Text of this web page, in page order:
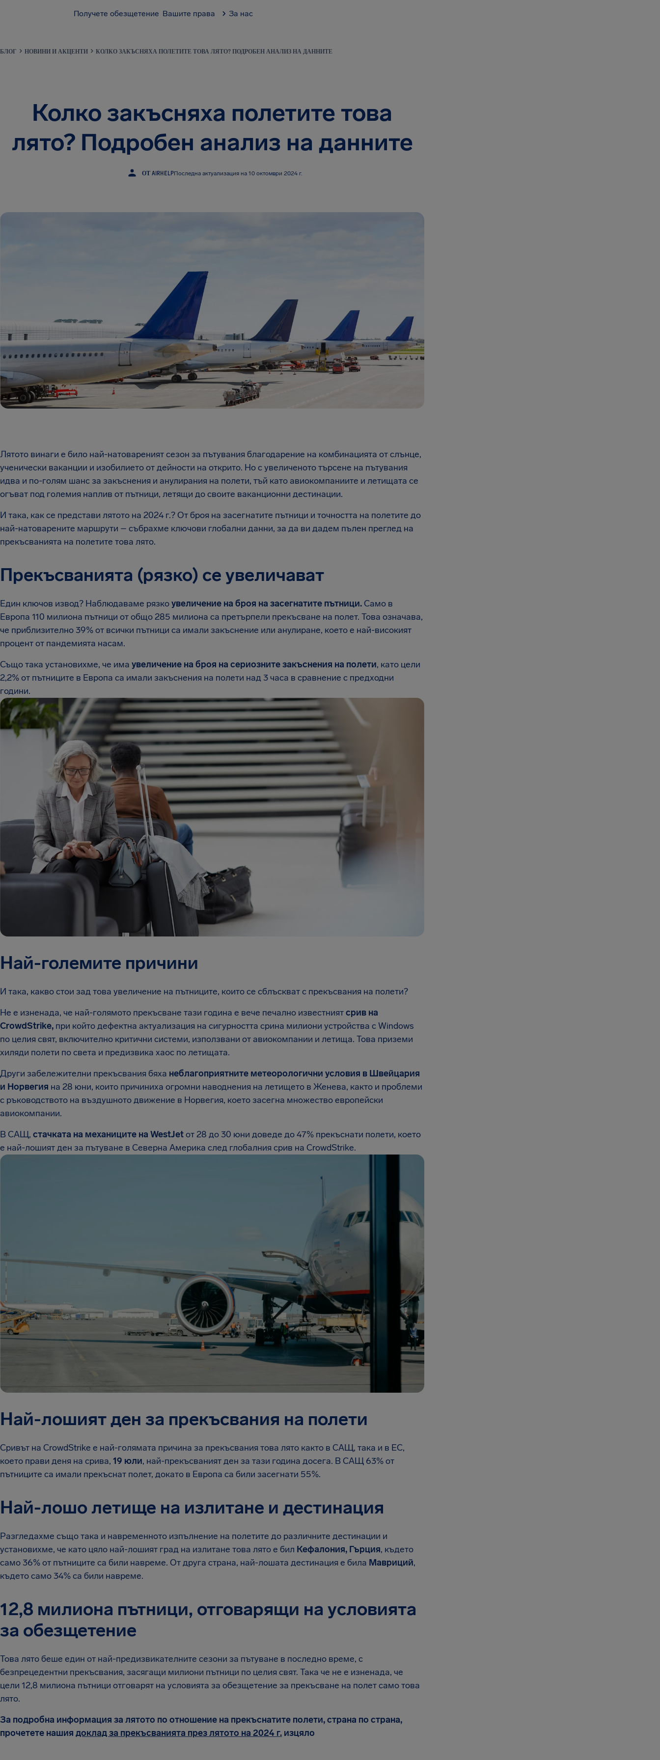
Получете обезщетение Вашите права За нас
БЛОГ НОВИНИ И АКЦЕНТИ КОЛКО ЗАКЪСНЯХА ПОЛЕТИТЕ ТОВА ЛЯТО? ПОДРОБЕН АНАЛИЗ НА ДАННИТЕ
Колко закъсняха полетите това
лято? Подробен анализ на данните
ОТ AIRHELPПоследна актуализация на 10 октомври 2024 г.
Лятото винаги е било най-натовареният сезон за пътувания благодарение на комбинацията от слънце,
ученически ваканции и изобилието от дейности на открито. Но с увеличеното търсене на пътувания
идва и по-голям шанс за закъснения и анулирания на полети, тъй като авиокомпаниите и летищата се
огъват под големия наплив от пътници, летящи до своите ваканционни дестинации.
И така, как се представи лятото на 2024 г.? От броя на засегнатите пътници и точността на полетите до
най-натоварените маршрути – събрахме ключови глобални данни, за да ви дадем пълен преглед на
прекъсванията на полетите това лято.
Прекъсванията (рязко) се увеличават
Един ключов извод? Наблюдаваме рязкоувеличение на броя на засегнатите пътници.Само в
Европа 110 милиона пътници от общо 285 милиона са претърпели прекъсване на полет. Това означава,
че приблизително 39% от всички пътници са имали закъснение или анулиране, което е най-високият
процент от пандемията насам.
Също така установихме, че има увеличение на броя на сериозните закъснения на полети, като цели
2,2% от пътниците в Европа са имали закъснения на полети над 3 часа в сравнение с предходни
години.
Най-големите причини
И така, какво стои зад това увеличение на пътниците, които се сблъскват с прекъсвания на полети?
Не е изненада, че най-голямото прекъсване тази година е вече печално известниятсрив на
CrowdStrike, при който дефектна актуализация на сигурността срина милиони устройства с Windows
по целия свят, включително критични системи, използвани от авиокомпании и летища. Това приземи
хиляди полети по света и предизвика хаос по летищата.
Други забележителни прекъсвания бяха неблагоприятните метеорологични условия в Швейцария
и Норвегия на 28 юни, които причиниха огромни наводнения на летището в Женева, както и проблеми
с ръководството на въздушното движение в Норвегия, което засегна множество европейски
авиокомпании.
В САЩ, стачката на механиците на WestJetот 28 до 30 юни доведе до 47% прекъснати полети, което
е най-лошият ден за пътуване в Северна Америка след глобалния срив на CrowdStrike.
Най-лошият ден за прекъсвания на полети
Сривът на CrowdStrike е най-голямата причина за прекъсвания това лято както в САЩ, така и в ЕС,
което прави деня на срива, 19 юли, най-прекъсваният ден за тази година досега. В САЩ 63% от
пътниците са имали прекъснат полет, докато в Европа са били засегнати 55%.
Най-лошо летище на излитане и дестинация
Разгледахме също така и навременното изпълнение на полетите до различните дестинации и
установихме, че като цяло най-лошият град на излитане това лято е бил Кефалония, Гърция, където
само 36% от пътниците са били навреме. От друга страна, най-лошата дестинация е била Мавриций,
където само 34% са били навреме.
12,8 милиона пътници, отговарящи на условията
за обезщетение
Това лято беше един от най-предизвикателните сезони за пътуване в последно време, с
безпрецедентни прекъсвания, засягащи милиони пътници по целия свят. Така че не е изненада, че
цели 12,8 милиона пътници отговарят на условията за обезщетение за прекъсване на полет само това
лято.
За подробна информация за лятото по отношение на прекъснатите полети, страна по страна,
прочетете нашия доклад за прекъсванията през лятото на 2024 г. изцяло